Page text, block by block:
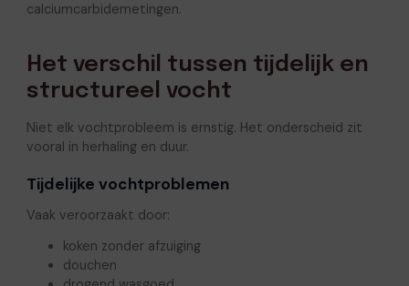
calciumcarbidemetingen.
Het verschil tussen tijdelijk en
structureel vocht
Niet elk vochtprobleem is ernstig. Het onderscheid zit
vooral in herhaling en duur.
Tijdelijke vochtproblemen
Vaak veroorzaakt door:
koken zonder afzuiging
douchen